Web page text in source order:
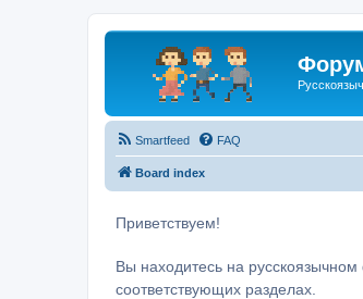
Smartfeed FAQ
Board index
Приветствуем!
Вы находитесь на
соответствующих разделах.